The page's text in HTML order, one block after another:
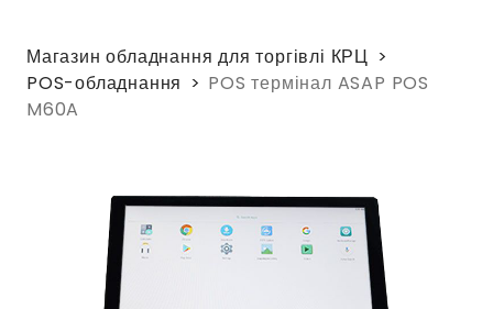
Магазин обладнання для торгівлі КРЦ
POS-обладнання
POS термінал ASAP POS
M60A